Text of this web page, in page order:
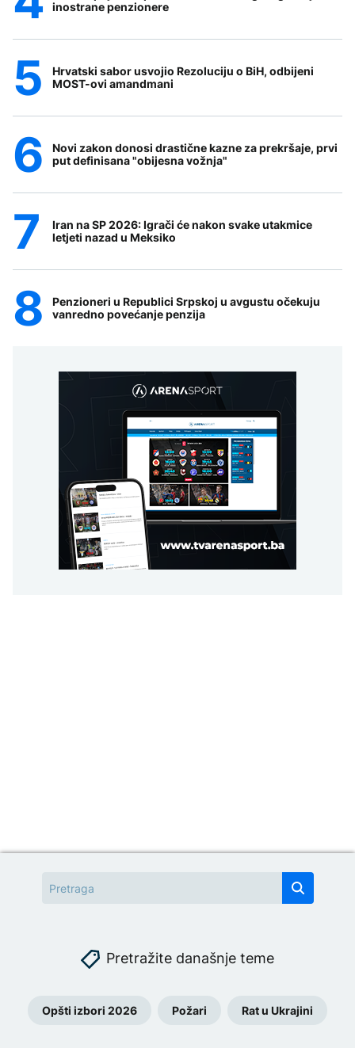
inostrane penzionere
Hrvatski sabor usvojio Rezoluciju o BiH, odbijeni
MOST-ovi amandmani
Novi zakon donosi drastične kazne za prekršaje, prvi
put definisana "obijesna vožnja"
Iran na SP 2026: Igrači će nakon svake utakmice
letjeti nazad u Meksiko
Penzioneri u Republici Srpskoj u avgustu očekuju
vanredno povećanje penzija
Pretražite današnje teme
Opšti izbori 2026 Požari Rat u Ukrajini